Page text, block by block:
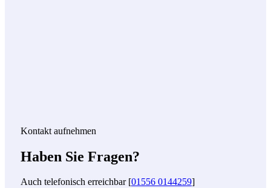
Kontakt aufnehmen
Haben Sie Fragen?
Auch telefonisch erreichbar [01556 0144259]